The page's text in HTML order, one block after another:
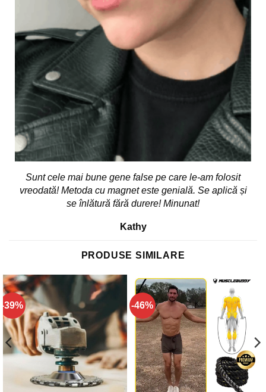
Sunt cele mai bune gene false pe care le-am folosit
vreodată! Metoda cu magnet este genială. Se aplică și
se înlătură fără durere! Minunat!
Kathy
PRODUSE SIMILARE
-39% -46%